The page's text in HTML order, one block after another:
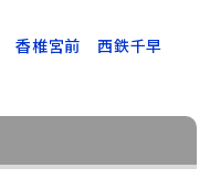
香椎宮前
西鉄千早